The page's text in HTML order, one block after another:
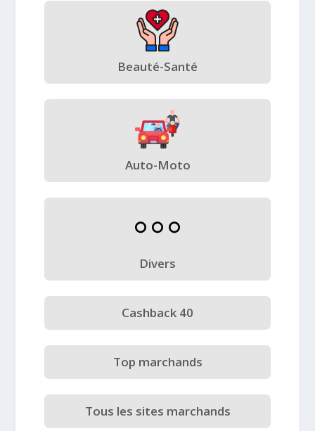
Beauté-Santé
Auto-Moto
Divers
Cashback 40
Top marchands
Tous les sites marchands